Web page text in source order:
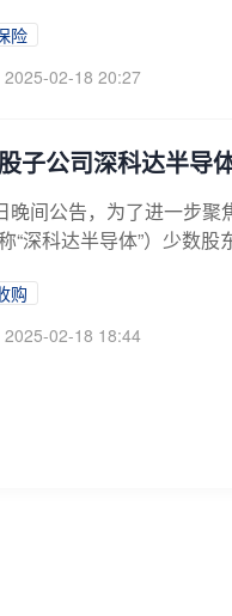
险
2025-02-18 20:27
子公司深科达半导
晚间公告，为了进一步
“深科达半导体”）少数
购
2025-02-18 18:44